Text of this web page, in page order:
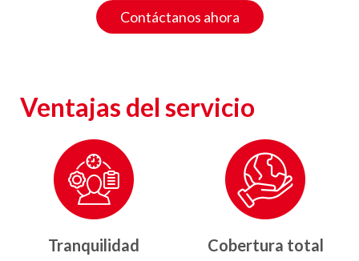
Contáctanos ahora
Ventajas del servicio
Ahorro Seguridad